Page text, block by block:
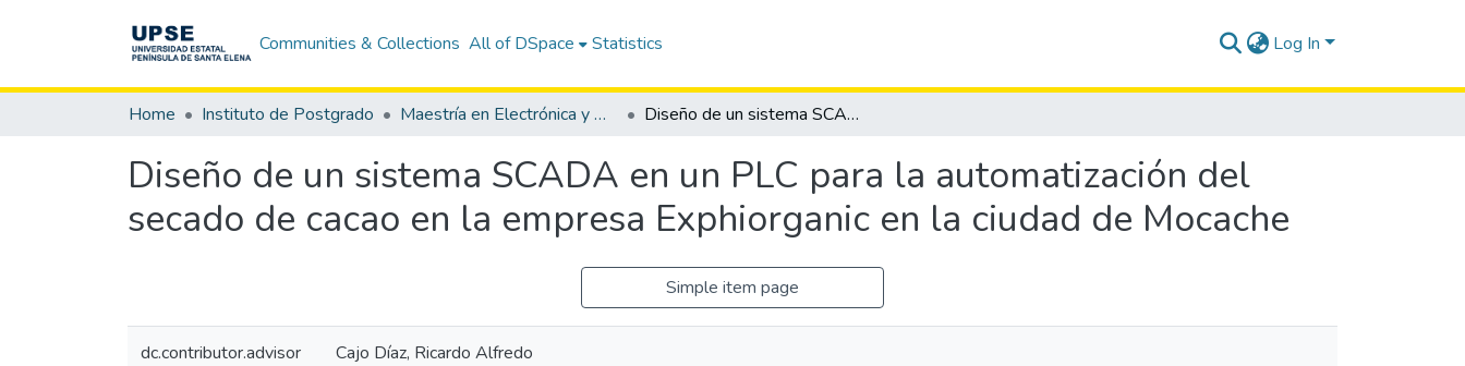
Communities & Collections All of DSpace Statistics Log In
Home Instituto de Postgrado Maestría en Electrónica y Automatización Diseño de un sistema SCADA en un PLC para la automatización del secado de cacao en la empresa Exphiorganic en la ciudad de Mocache
Diseño de un sistema SCADA en un PLC para la automatización del
secado de cacao en la empresa Exphiorganic en la ciudad de Mocache
Simple item page
dc.contributor.advisor Cajo Díaz, Ricardo Alfredo